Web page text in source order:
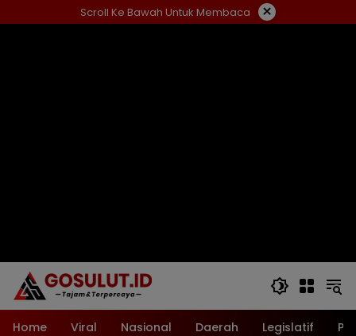
ke
Scroll Ke Bawah Untuk Membaca ×
Home Viral Nasional Daerah Legislatif